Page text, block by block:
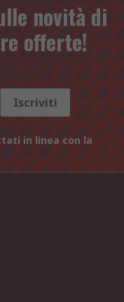
novità di
offerte!
Iscriviti
in linea con la